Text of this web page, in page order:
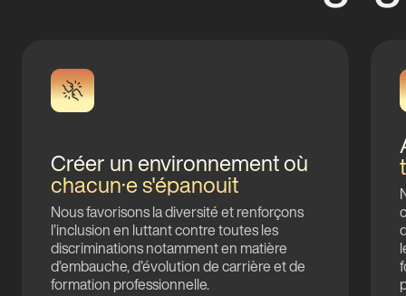
Créer un environnement où
chacun·e s'épanouit
Nous favorisons la diversité et renforçons
l’inclusion en luttant contre toutes les
discriminations notamment en matière
d’embauche, d’évolution de carrière et de
formation professionnelle.